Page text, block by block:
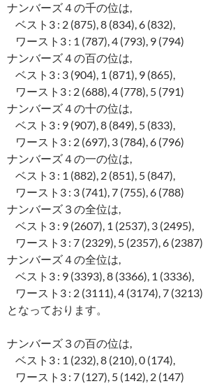
ナンバーズ４の千の位は,
ベスト3 : 2 (875), 8 (834), 6 (832),
ワースト3 : 1 (787), 4 (793), 9 (794)
ナンバーズ４の百の位は,
ベスト3 : 3 (904), 1 (871), 9 (865),
ワースト3 : 2 (688), 4 (778), 5 (791)
ナンバーズ４の十の位は,
ベスト3 : 9 (907), 8 (849), 5 (833),
ワースト3 : 2 (697), 3 (784), 6 (796)
ナンバーズ４の一の位は,
ベスト3 : 1 (882), 2 (851), 5 (847),
ワースト3 : 3 (741), 7 (755), 6 (788)
ナンバーズ３の全位は,
ベスト3 : 9 (2607), 1 (2537), 3 (2495),
ワースト3 : 7 (2329), 5 (2357), 6 (2387)
ナンバーズ４の全位は,
ベスト3 : 9 (3393), 8 (3366), 1 (3336),
ワースト3 : 2 (3111), 4 (3174), 7 (3213)
となっております。
ナンバーズ３の百の位は,
ベスト3 : 1 (232), 8 (210), 0 (174),
ワースト3 : 7 (127), 5 (142), 2 (147)